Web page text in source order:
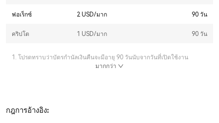
ฟอเร็กซ์ 2 USD/มาก 90 วัน
คริปโต 1 USD/มาก 90 วัน
1. โปรดทราบว่าบัตรกำนัลเงินคืนจะมีอายุ 90 วันนับจากวันที่เปิดใช้งาน
มากกว่า
กฎการอ้างอิง: